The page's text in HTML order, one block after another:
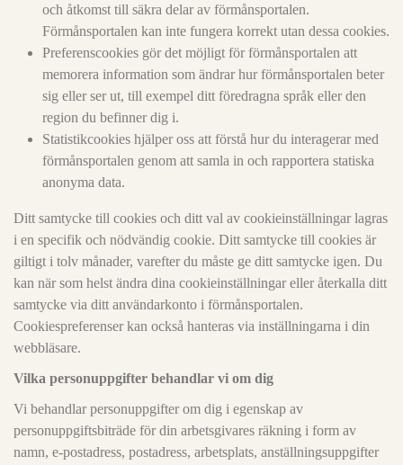
och åtkomst till säkra delar av förmånsportalen.
Förmånsportalen kan inte fungera korrekt utan dessa cookies.
Preferenscookies gör det möjligt för förmånsportalen att
memorera information som ändrar hur förmånsportalen beter
sig eller ser ut, till exempel ditt föredragna språk eller den
region du befinner dig i.
Statistikcookies hjälper oss att förstå hur du interagerar med
förmånsportalen genom att samla in och rapportera statiska
anonyma data.
Ditt samtycke till cookies och ditt val av cookieinställningar lagras
i en specifik och nödvändig cookie. Ditt samtycke till cookies är
giltigt i tolv månader, varefter du måste ge ditt samtycke igen. Du
kan när som helst ändra dina cookieinställningar eller återkalla ditt
samtycke via ditt användarkonto i förmånsportalen.
Cookiespreferenser kan också hanteras via inställningarna i din
webbläsare.
Vilka personuppgifter behandlar vi om dig
Vi behandlar personuppgifter om dig i egenskap av
personuppgiftsbiträde för din arbetsgivares räkning i form av
namn, e-postadress, postadress, arbetsplats, anställningsuppgifter